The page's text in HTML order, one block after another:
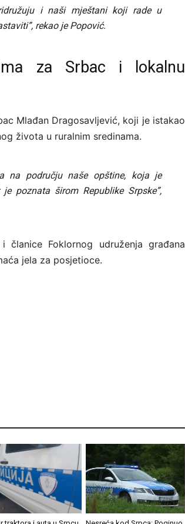
i naši mještani koji rade u
rekao je Popović.
za Srbac i lokalnu
Mlađan Dragosavljević, koji je istakao
života u ruralnim sredinama.
na području naše opštine, koja je
poznata širom Republike Srpske”,
Foklornog udruženja građana
jela za posjetioce.